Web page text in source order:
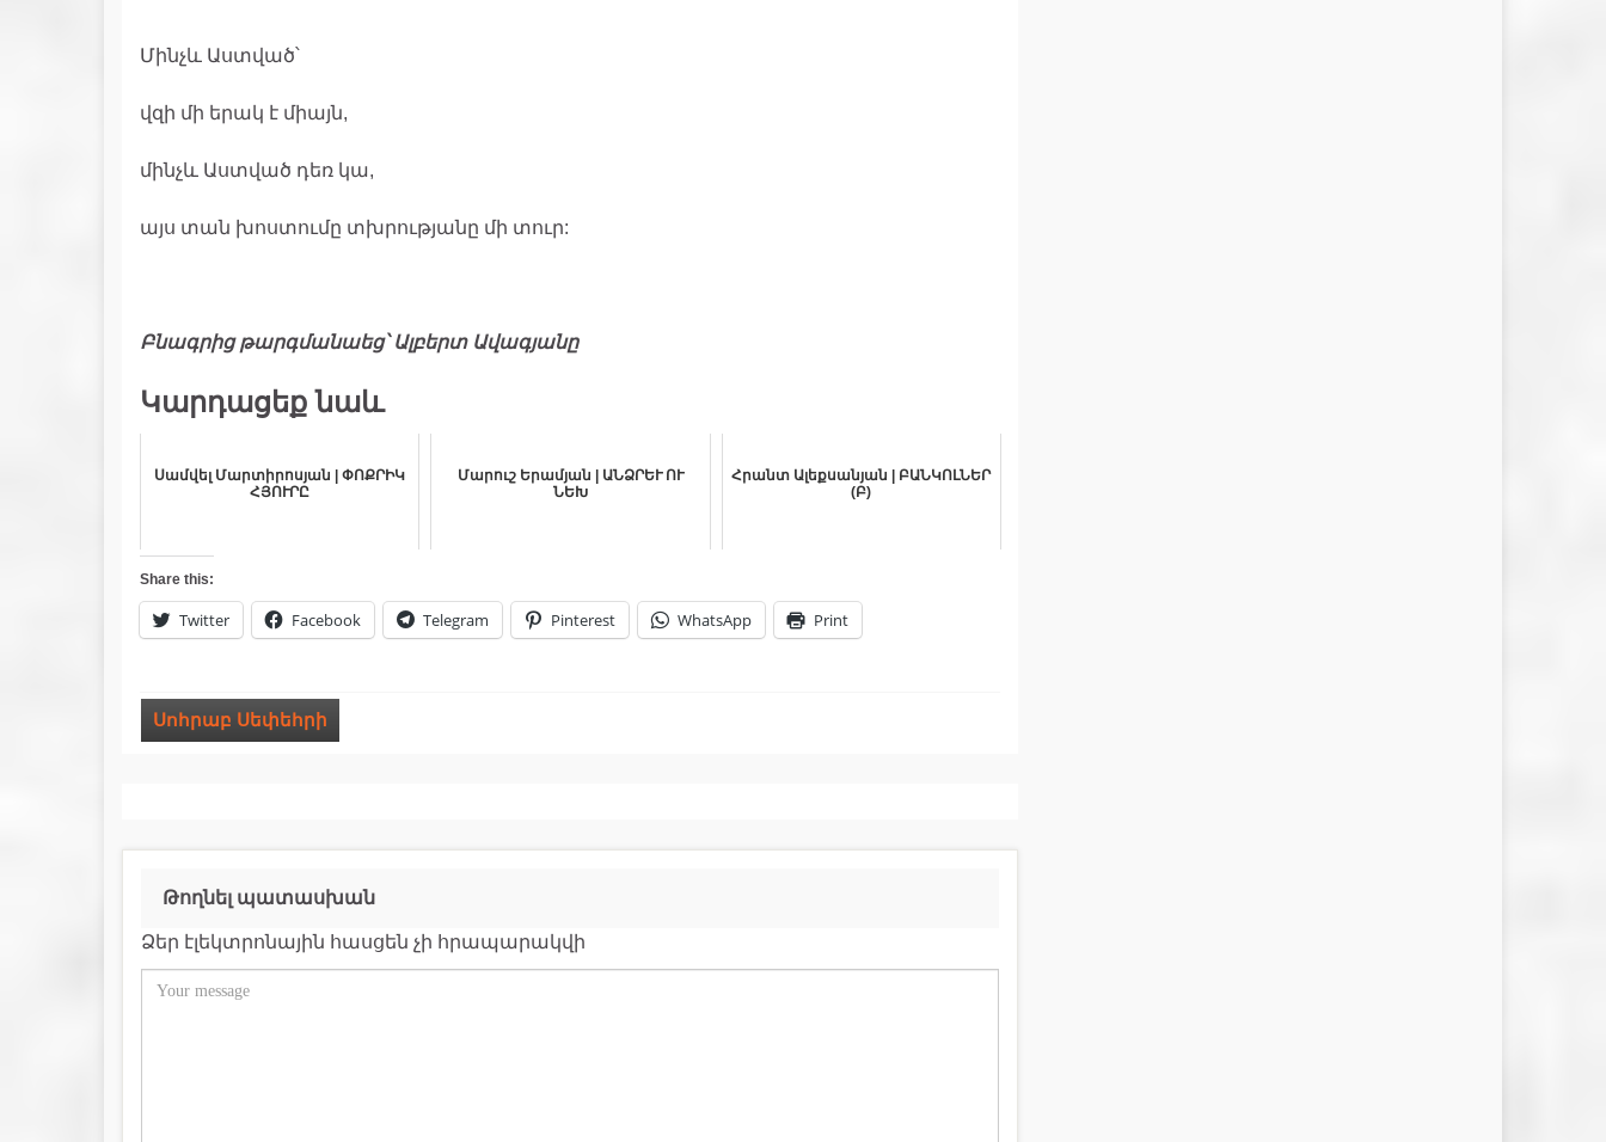
Մինչև Աստված՝
վզի մի երակ է միայն,
մինչև Աստված դեռ կա,
այս տան խոստումը տխրությանը մի տուր:
Բնագրից թարգմանաեց՝ Ալբերտ Ավագյանը
Կարդացեք նաև
Սամվել Մարտիրոսյան | ՓՈՔՐԻԿ
ՀՅՈՒՐԸ
Մարուշ Երամյան | ԱՆՁՐԵՒ ՈՒ
ՆԵԽ
Հրանտ Ալեքսանյան | ԲԱՆԿՈԼՆԵՐ
(Բ)
Share this:
Twitter Facebook Telegram Pinterest WhatsApp Print
Սոհրաբ Սեփեհրի
Թողնել պատասխան
Ձեր էլեկտրոնային հասցեն չի հրապարակվի